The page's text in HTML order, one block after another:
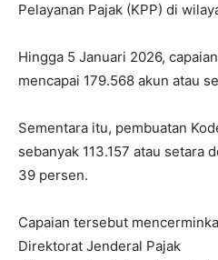
Pelayanan Pajak (KPP) di
Hingga 5 Januari 2026,
mencapai 179.568 akun atau
Sementara itu, pembuatan
sebanyak 113.157 atau setara
39 persen.
Capaian tersebut
Direktorat Jenderal Pajak